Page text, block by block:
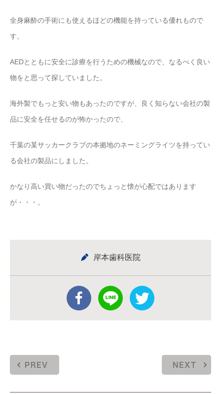
全身麻酔の手術にも使えるほどの機能を持っている優れもので
す。
AEDとともに安全に診療を行うための機械なので、なるべく良い
物をと思って探していました。
海外製でもっと安い物もあったのですが、良く知らない会社の製
品に安全を任せるのが怖かったので、
千葉の某サッカークラブの本拠地のネーミングライツを持ってい
る会社の製品にしました。
かなり高い買い物だったのでちょっと懐が心配ではあります
が・・・。
岸本歯科医院
PREV NEXT